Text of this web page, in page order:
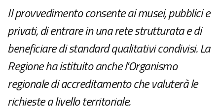
Il provvedimento consente ai musei, pubblici e
privati, di entrare in una rete strutturata e di
beneficiare di standard qualitativi condivisi. La
Regione ha istituito anche l'Organismo
regionale di accreditamento che valuterà le
richieste a livello territoriale.